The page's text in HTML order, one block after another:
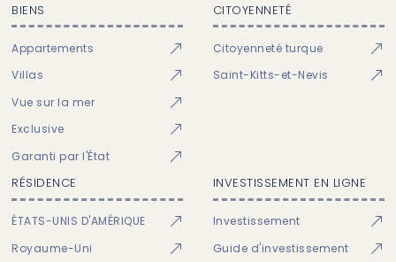
BIENS
Appartements
Villas
Vue sur la mer
Exclusive
Garanti par l'État
CITOYENNETÉ
Citoyenneté turque
Saint-Kitts-et-Nevis
RÉSIDENCE
ÉTATS-UNIS D'AMÉRIQUE
Royaume-Uni
INVESTISSEMENT EN LIGNE
Investissement
Guide d'investissement